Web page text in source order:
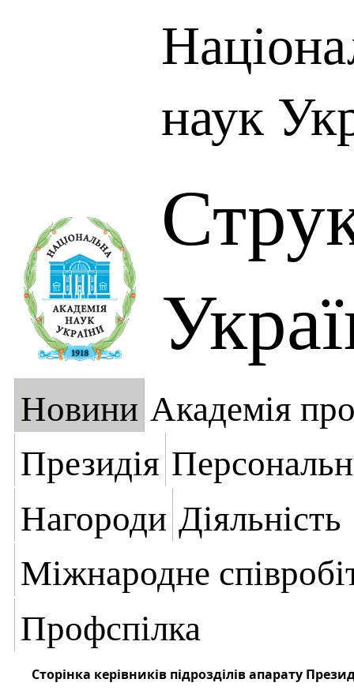
наук
Новини Академія
Президія
Нагороди Діяльність
Міжнародне
Профспілка
Сторінка керівників підрозділів апарату